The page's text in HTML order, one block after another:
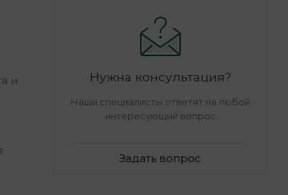
и
Нужна консультация?
Наши специалисты ответят на любой
интересующий вопрос
Задать вопрос